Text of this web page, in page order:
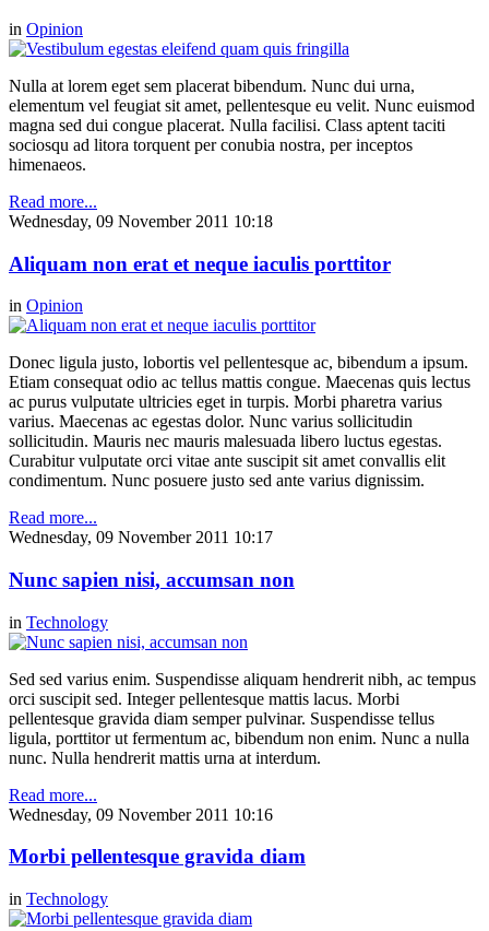
in Opinion
Nulla at lorem eget sem placerat bibendum. Nunc dui urna,
elementum vel feugiat sit amet, pellentesque eu velit. Nunc euismod
magna sed dui congue placerat. Nulla facilisi. Class aptent taciti
sociosqu ad litora torquent per conubia nostra, per inceptos
himenaeos.
Read more...
Wednesday, 09 November 2011 10:18
Aliquam non erat et neque iaculis porttitor
in Opinion
Donec ligula justo, lobortis vel pellentesque ac, bibendum a ipsum.
Etiam consequat odio ac tellus mattis congue. Maecenas quis lectus
ac purus vulputate ultricies eget in turpis. Morbi pharetra varius
varius. Maecenas ac egestas dolor. Nunc varius sollicitudin
sollicitudin. Mauris nec mauris malesuada libero luctus egestas.
Curabitur vulputate orci vitae ante suscipit sit amet convallis elit
condimentum. Nunc posuere justo sed ante varius dignissim.
Read more...
Wednesday, 09 November 2011 10:17
Nunc sapien nisi, accumsan non
in Technology
Sed sed varius enim. Suspendisse aliquam hendrerit nibh, ac tempus
orci suscipit sed. Integer pellentesque mattis lacus. Morbi
pellentesque gravida diam semper pulvinar. Suspendisse tellus
ligula, porttitor ut fermentum ac, bibendum non enim. Nunc a nulla
nunc. Nulla hendrerit mattis urna at interdum.
Read more...
Wednesday, 09 November 2011 10:16
Morbi pellentesque gravida diam
in Technology